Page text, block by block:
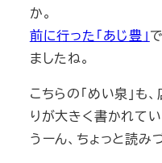
か。
前に行った「あじ豊」
ましたね。
こちらの「めい泉」も
りが大きく書かれてい
うーん、ちょっと読み